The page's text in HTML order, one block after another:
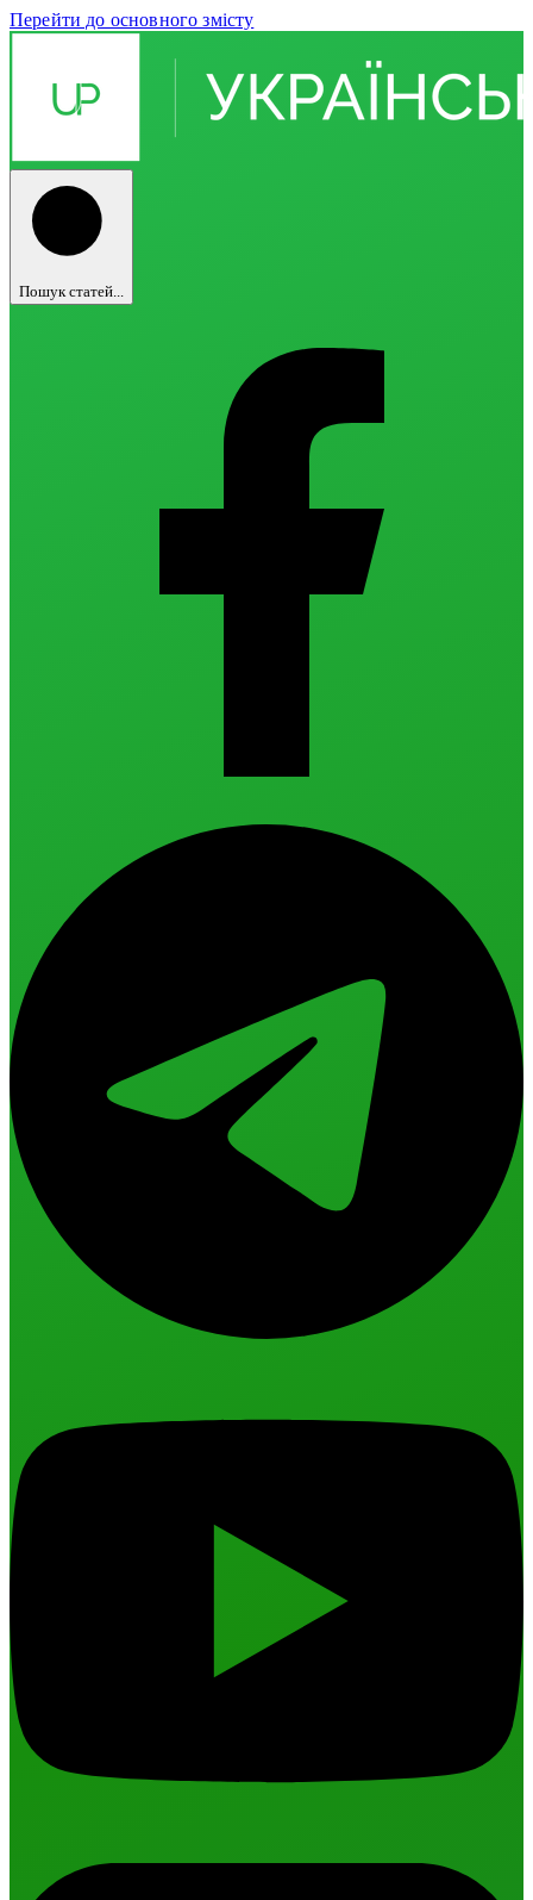
Перейти до основного змісту
Пошук статей...